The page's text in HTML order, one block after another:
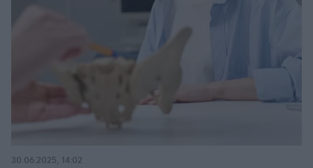
30.06.2025, 14:02